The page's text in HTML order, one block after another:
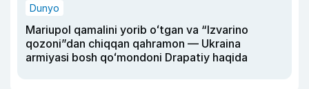
Dunyo
Mariupol qamalini yorib oʻtgan va “Izvarino
qozoni”dan chiqqan qahramon — Ukraina
armiyasi bosh qoʻmondoni Drapatiy haqida